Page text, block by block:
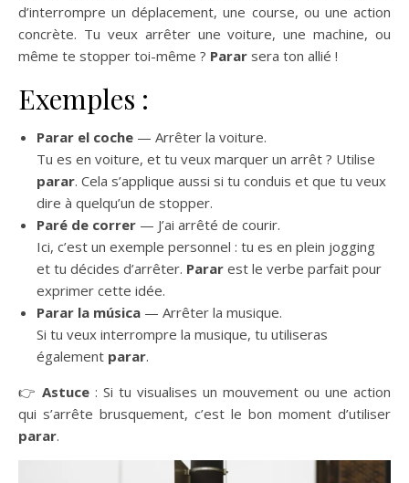
d’interrompre un déplacement, une course, ou une action
concrète. Tu veux arrêter une voiture, une machine, ou
même te stopper toi-même ? Parar sera ton allié !
Exemples :
Parar el coche — Arrêter la voiture.
Tu es en voiture, et tu veux marquer un arrêt ? Utilise
parar. Cela s’applique aussi si tu conduis et que tu veux
dire à quelqu’un de stopper.
Paré de correr — J’ai arrêté de courir.
Ici, c’est un exemple personnel : tu es en plein jogging
et tu décides d’arrêter. Parar est le verbe parfait pour
exprimer cette idée.
Parar la música — Arrêter la musique.
Si tu veux interrompre la musique, tu utiliseras
également parar.
👉 Astuce : Si tu visualises un mouvement ou une action
qui s’arrête brusquement, c’est le bon moment d’utiliser
parar.